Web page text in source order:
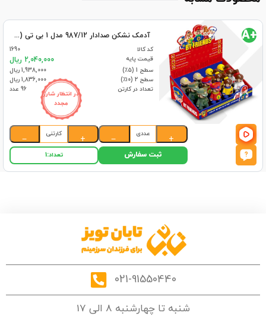
در انتظار شارژ
مجدد
آدمک نشکن صدادار 987/12 مدل 1 بی تی (96)
کد کالا
1690
قیمت پایه
2,040,000 ریال
سطح 1 (۵٪)
1,938,000 ریال
سطح 2 (۱۰٪)
1,836,000 ریال
تعداد در کارتن
96 عدد
+A
+
عددی
−
+
کارتنی
−
ثبت سفارش تعداد:1
021-91550440
شنبه تا چهارشنبه 8 الی 17